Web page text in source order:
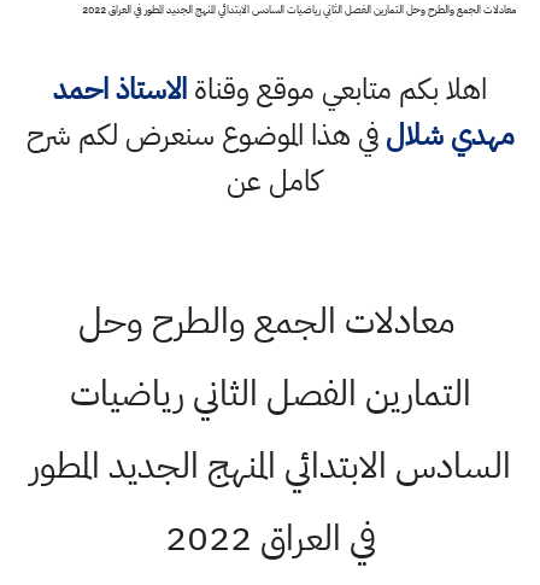
معادلات الجمع والطرح وحل التمارين الفصل الثاني رياضيات السادس الابتدائي المنهج الجديد المطور في العراق 2022
اهلا بكم متابعي موقع وقناةالاستاذ احمد
مهدي شلالفي هذا الموضوع سنعرض لكم شرح
كامل عن
معادلات الجمع والطرح وحل
التمارين الفصل الثاني رياضيات
السادس الابتدائي المنهج الجديد المطور
في العراق 2022